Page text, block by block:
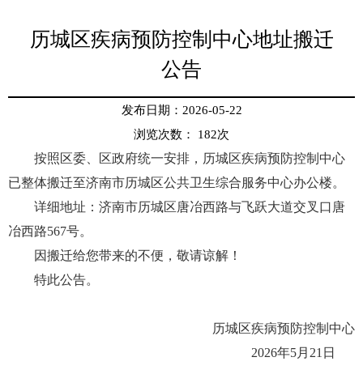
历城区疾病预防控制中心地址搬迁
公告
发布日期：2026-05-22
浏览次数： 182次
按照区委、区政府统一安排，历城区疾病预防控制中心
已整体搬迁至济南市历城区公共卫生综合服务中心办公楼。
详细地址：济南市历城区唐冶西路与飞跃大道交叉口唐
冶西路567号。
因搬迁给您带来的不便，敬请谅解！
特此公告。
历城区疾病预防控制中心
2026年5月21日